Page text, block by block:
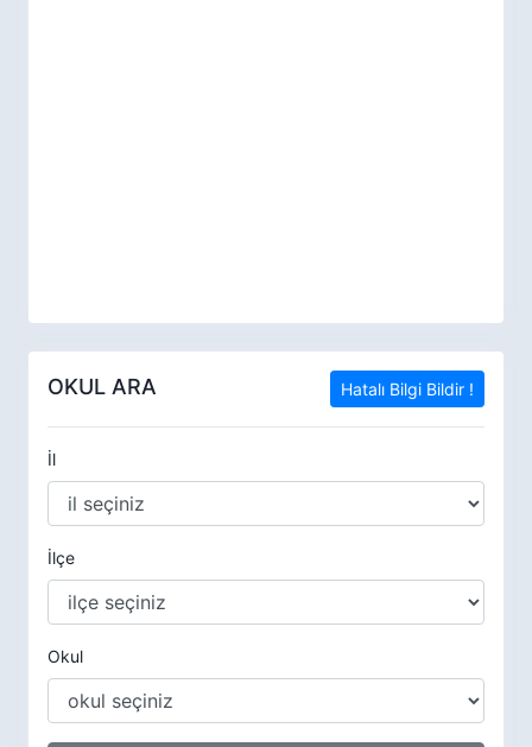
OKUL ARA Hatalı Bilgi Bildir !
İl
İlçe
Okul